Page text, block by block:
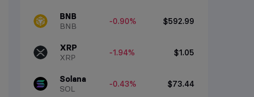
BNB
BNB
-0.90% $592.99
XRP
XRP
-1.94% $1.05
Solana
SOL
-0.43% $73.44